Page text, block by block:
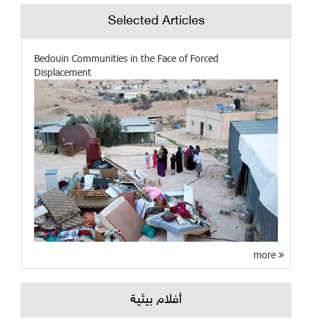
Selected Articles
Bedouin Communities in the Face of Forced
Displacement
أفلام بيئية